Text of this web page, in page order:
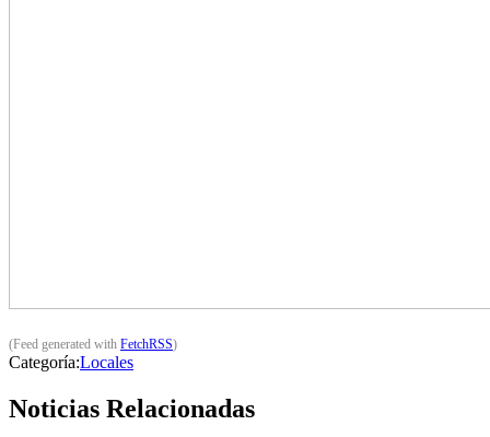
(Feed generated with FetchRSS)
Categoría:Locales
Noticias Relacionadas